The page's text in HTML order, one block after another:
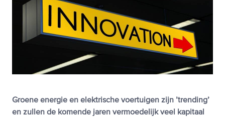
Groene energie en elektrische voertuigen zijn ’trending’
en zullen de komende jaren vermoedelijk veel kapitaal